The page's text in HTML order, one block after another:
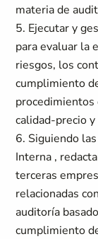
materia de
5. Ejecutar y
para evaluar la
riesgos, los
cumplimiento
procedimientos
calidad-precio
6. Siguiendo
Interna ,
terceras
relacionadas
auditoría
cumplimiento